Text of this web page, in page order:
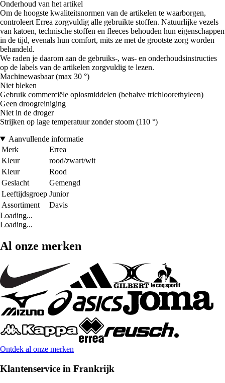
Onderhoud van het artikel
Om de hoogste kwaliteitsnormen van de artikelen te waarborgen,
controleert Errea zorgvuldig alle gebruikte stoffen. Natuurlijke vezels
van katoen, technische stoffen en fleeces behouden hun eigenschappen
in de tijd, evenals hun comfort, mits ze met de grootste zorg worden
behandeld.
We raden je daarom aan de gebruiks-, was- en onderhoudsinstructies
op de labels van de artikelen zorgvuldig te lezen.
Machinewasbaar (max 30 °)
Niet bleken
Gebruik commerciële oplosmiddelen (behalve trichloorethyleen)
Geen droogreiniging
Niet in de droger
Strijken op lage temperatuur zonder stoom (110 °)
Aanvullende informatie
Merk
Errea
Kleur
rood/zwart/wit
Kleur
Rood
Geslacht
Gemengd
Leeftijdsgroep Junior
Assortiment
Davis
Loading...
Loading...
Al onze merken
Ontdek al onze merken
Klantenservice in Frankrijk